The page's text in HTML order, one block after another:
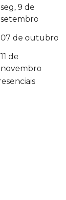
seg, 9 de
setembro
07 de outubro
11 de
novembro